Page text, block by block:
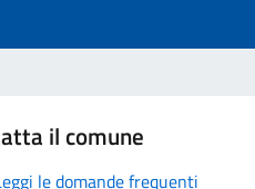
il comune
le domande frequenti